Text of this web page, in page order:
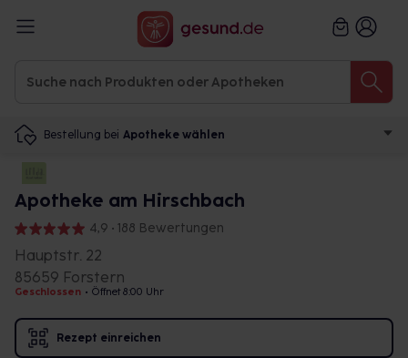
Bestellung bei Apotheke wählen
Apotheke am Hirschbach
4,9 • 188 Bewertungen
Hauptstr. 22
85659 Forstern
Geschlossen • Öffnet 8:00 Uhr
Rezept einreichen